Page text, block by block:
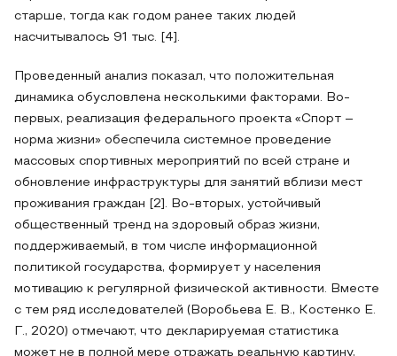
старше, тогда как годом ранее таких людей
насчитывалось 91 тыс. [4].
Проведенный анализ показал, что положительная
динамика обусловлена несколькими факторами. Во-
первых, реализация федерального проекта «Спорт –
норма жизни» обеспечила системное проведение
массовых спортивных мероприятий по всей стране и
обновление инфраструктуры для занятий вблизи мест
проживания граждан [2]. Во-вторых, устойчивый
общественный тренд на здоровый образ жизни,
поддерживаемый, в том числе информационной
политикой государства, формирует у населения
мотивацию к регулярной физической активности. Вместе
с тем ряд исследователей (Воробьева Е. В., Костенко Е.
Г., 2020) отмечают, что декларируемая статистика
может не в полной мере отражать реальную картину,